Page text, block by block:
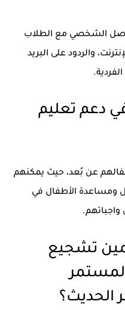
الشخصي مع الطلاب
والردود على البريد
في دعم تعليم
عن بُعد، حيث يمكنهم
ومساعدة الأطفال في
تشجيع
الحديث؟